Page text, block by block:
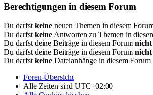
Berechtigungen in diesem Forum
Du darfst keine neuen Themen in diesem
Du darfst keine Antworten zu Themen in
Du darfst deine Beiträge in diesem Forum nicht
Du darfst deine Beiträge in diesem Forum nicht
Du darfst keine Dateianhänge in diesem Forum
Foren-Übersicht
Alle Zeiten sind UTC+02:00